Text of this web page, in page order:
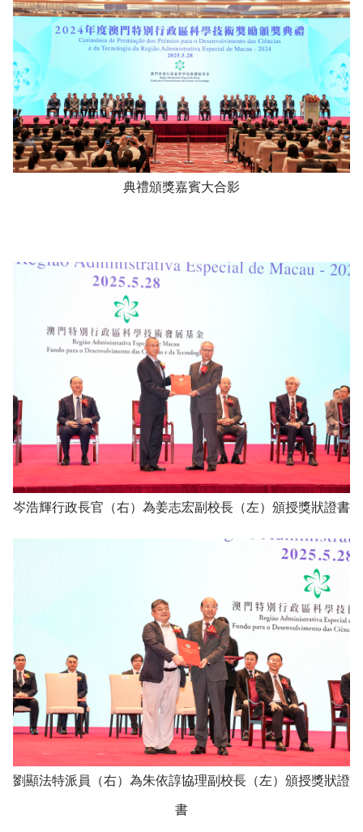
典禮頒獎嘉賓大合影
岑浩輝行政長官（右）為姜志宏副校長（左）頒授獎狀證書
劉顯法特派員（右）為朱依諄協理副校長（左）頒授獎狀證
書